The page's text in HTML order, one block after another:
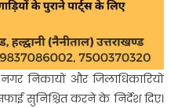
निकायों और जिलाधिकारियों
सुनिश्चित करने के निर्देश दिए।